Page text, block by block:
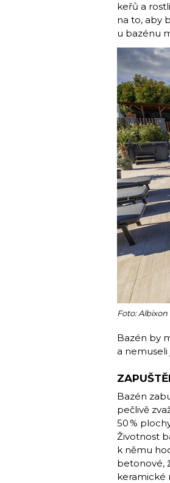
keřů a
na to, aby
u bazénu
Foto: Albixon
Bazén by
a
Bazén
pečlivě
50 %
Životnost
k němu
betonové,
keramické